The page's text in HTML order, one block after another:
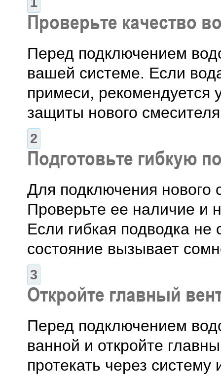
Проверьте качество
Перед подключением
вашей системе. Если
примеси, рекомендуется
защиты нового
Подготовьте гибкую
Для подключения нового
Проверьте ее наличие и
Если гибкая подводка
состояние вызывает
Откройте главный
Перед подключением
ванной и откройте
протекать через